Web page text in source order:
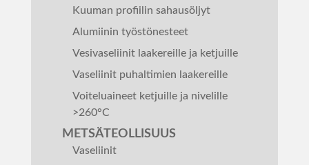
Kuuman profiilin sahausöljyt
Alumiinin työstönesteet
Vesivaseliinit laakereille ja ketjuille
Vaseliinit puhaltimien laakereille
Voiteluaineet ketjuille ja nivelille
>260°C
METSÄTEOLLISUUS
Vaseliinit